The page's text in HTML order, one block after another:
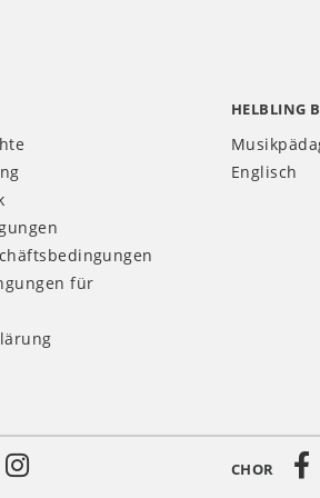
für
HELBLING
Englisch
CHOR